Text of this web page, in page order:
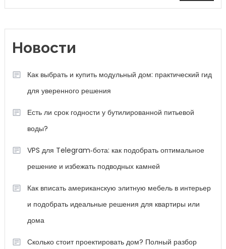
Новости
Как выбрать и купить модульный дом: практический гид
для уверенного решения
Есть ли срок годности у бутилированной питьевой
воды?
VPS для Telegram‑бота: как подобрать оптимальное
решение и избежать подводных камней
Как вписать американскую элитную мебель в интерьер
и подобрать идеальные решения для квартиры или
дома
Сколько стоит проектировать дом? Полный разбор